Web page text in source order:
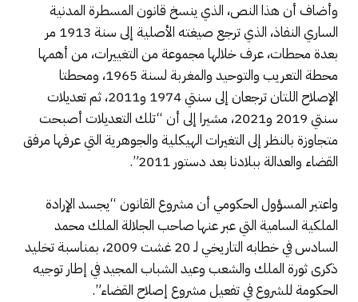
وأضاف أن هذا النص، الذي ينسخ قانون المسطرة المدنية
الساري النفاذ، الذي ترجع صيغته الأصلية إلى سنة 1913 مر
بعدة محطات، عرف خلالها مجموعة من التغييرات، من أهمها
محطة التعريب والتوحيد والمغربة لسنة 1965، ومحطتا
الإصلاح اللتان ترجعان إلى سنتي 1974 و2011، ثم تعديلات
سنتي 2019 و2021، مشيرا إلى أن “تلك التعديلات أصبحت
متجاوزة بالنظر إلى التغيرات الهيكلية والجوهرية التي عرفها مرفق
القضاء والعدالة ببلادنا بعد دستور 2011”.
واعتبر المسؤول الحكومي أن مشروع القانون “يجسد الإرادة
الملكية السامية التي عبر عنها صاحب الجلالة الملك محمد
السادس في خطابه التاريخي لـ 20 غشت 2009، بمناسبة تخليد
ذكرى ثورة الملك والشعب وعيد الشباب المجيد في إطار توجيه
الحكومة للشروع في تفعيل مشروع إصلاح القضاء”.